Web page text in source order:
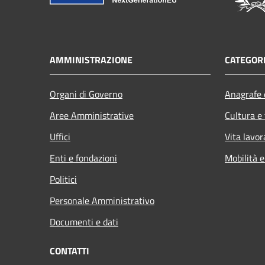
AMMINISTRAZIONE
Organi di Governo
Aree Amministrative
Uffici
Enti e fondazioni
Politici
Personale Amministrativo
Documenti e dati
Cultura
Vita
Mobilità
CONTATTI